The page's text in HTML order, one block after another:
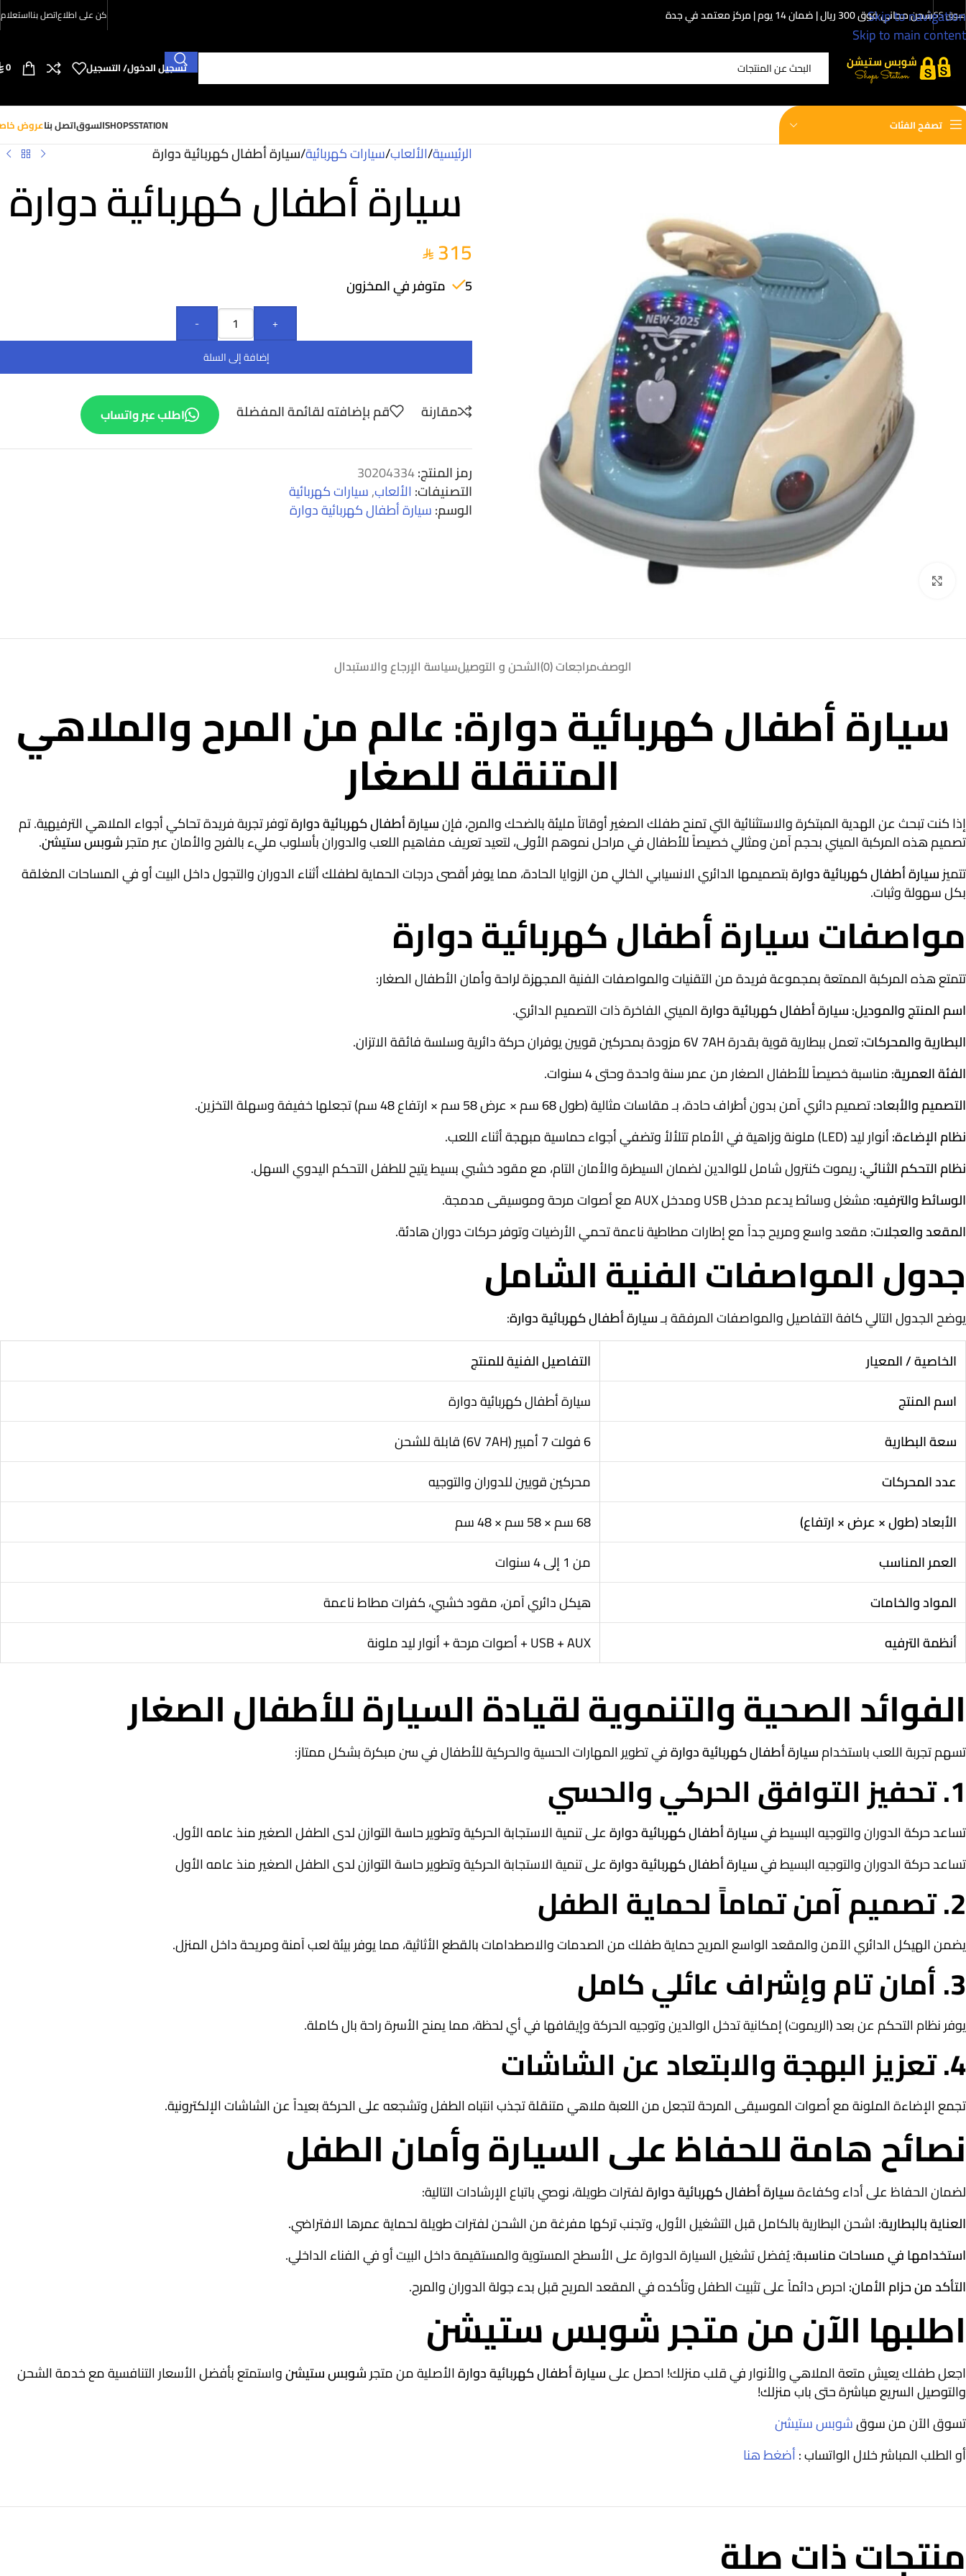
Skip to navigation
Skip to main content
سوق SS شحن مجاني فوق 300 ريال | ضمان 14 يوم | مركز معتمد في جدة كن على اطلاعاتصل بنااستعلام
تسجيل الدخول/ التسجيل 0
تصفح الفئات SHOPSSTATIONالسوقاتصل بناعروض
الرئيسية/الألعاب/سيارات كهربائية/سيارة أطفال كهربائية دوارة
سيارة أطفال كهربائية دوارة
315
5 متوفر في المخزون
-
+
إضافة إلى السلة
مقارنة قم بإضافته لقائمة المفضلة اطلب عبر واتساب
رمز المنتج:30204334
التصنيفات: الألعاب,سيارات كهربائية
الوسم:سيارة أطفال كهربائية دوارة
الوصفمراجعات (0) الشحن و التوصيلسياسة الإرجاع والاستبدال
سيارة أطفال كهربائية دوارة: عالم من المرح والملاهي
المتنقلة للصغار
إذا كنت تبحث عن الهدية المبتكرة والاستثنائية التي تمنح طفلك الصغير أوقاتاً مليئة بالضحك والمرح، فإنسيارة أطفال كهربائية دوارةتوفر تجربة فريدة تحاكي أجواء الملاهي الترفيهية. تم
تصميم هذه المركبة الميني بحجم آمن ومثالي خصيصاً للأطفال في مراحل نموهم الأولى، لتعيد تعريف مفاهيم اللعب والدوران بأسلوب مليء بالفرح والأمان عبر متجرشوبس ستيشن.
تتميزسيارة أطفال كهربائية دوارةبتصميمها الدائري الانسيابي الخالي من الزوايا الحادة، مما يوفر أقصى درجات الحماية لطفلك أثناء الدوران والتجول داخل البيت أو في المساحات المغلقة
بكل سهولة وثبات.
مواصفات سيارة أطفال كهربائية دوارة
تتمتع هذه المركبة الممتعة بمجموعة فريدة من التقنيات والمواصفات الفنية المجهزة لراحة وأمان الأطفال الصغار:
اسم المنتج والموديل:سيارة أطفال كهربائية دوارةالميني الفاخرة ذات التصميم الدائري.
البطارية والمحركات:تعمل ببطارية قوية بقدرة 6V 7AH مزودة بمحركين قويين يوفران حركة دائرية وسلسة فائقة الاتزان.
الفئة العمرية:مناسبة خصيصاً للأطفال الصغار من عمر سنة واحدة وحتى 4 سنوات.
التصميم والأبعاد:تصميم دائري آمن بدون أطراف حادة، بـ مقاسات مثالية (طول 68 سم × عرض 58 سم × ارتفاع 48 سم) تجعلها خفيفة وسهلة التخزين.
نظام الإضاءة:أنوار ليد (LED) ملونة وزاهية في الأمام تتلألأ وتضفي أجواء حماسية مبهجة أثناء اللعب.
نظام التحكم الثنائي:ريموت كنترول شامل للوالدين لضمان السيطرة والأمان التام، مع مقود خشبي بسيط يتيح للطفل التحكم اليدوي السهل.
الوسائط والترفيه:مشغل وسائط يدعم مدخل USB ومدخل AUX مع أصوات مرحة وموسيقى مدمجة.
المقعد والعجلات:مقعد واسع ومريح جداً مع إطارات مطاطية ناعمة تحمي الأرضيات وتوفر حركات دوران هادئة.
جدول المواصفات الفنية الشامل
يوضح الجدول التالي كافة التفاصيل والمواصفات المرفقة بـسيارة أطفال كهربائية دوارة:
الخاصية / المعيار
التفاصيل الفنية للمنتج
اسم المنتج
سيارة أطفال كهربائية دوارة
سعة البطارية
6 فولت 7 أمبير (6V 7AH) قابلة للشحن
عدد المحركات
محركين قويين للدوران والتوجيه
الأبعاد (طول × عرض × ارتفاع)
68 سم × 58 سم × 48 سم
العمر المناسب
من 1 إلى 4 سنوات
المواد والخامات
هيكل دائري آمن، مقود خشبي، كفرات مطاط ناعمة
أنظمة الترفيه
USB + AUX + أصوات مرحة + أنوار ليد ملونة
الفوائد الصحية والتنموية لقيادة السيارة للأطفال الصغار
تسهم تجربة اللعب باستخدامسيارة أطفال كهربائية دوارةفي تطوير المهارات الحسية والحركية للأطفال في سن مبكرة بشكل ممتاز:
1. تحفيز التوافق الحركي والحسي
تساعد حركة الدوران والتوجيه البسيط فيسيارة أطفال كهربائية دوارةعلى تنمية الاستجابة الحركية وتطوير حاسة التوازن لدى الطفل الصغير منذ عامه الأول.
تساعد حركة الدوران والتوجيه البسيط فيسيارة أطفال كهربائية دوارةعلى تنمية الاستجابة الحركية وتطوير حاسة التوازن لدى الطفل الصغير منذ عامه الأول
2. تصميم آمن تماماً لحماية الطفل
يضمن الهيكل الدائري الآمن والمقعد الواسع المريح حماية طفلك من الصدمات والاصطدامات بالقطع الأثاثية، مما يوفر بيئة لعب آمنة ومريحة داخل المنزل.
3. أمان تام وإشراف عائلي كامل
يوفر نظام التحكم عن بعد (الريموت) إمكانية تدخل الوالدين وتوجيه الحركة وإيقافها في أي لحظة، مما يمنح الأسرة راحة بال كاملة.
4. تعزيز البهجة والابتعاد عن الشاشات
تجمع الإضاءة الملونة مع أصوات الموسيقى المرحة لتجعل من اللعبة ملاهي متنقلة تجذب انتباه الطفل وتشجعه على الحركة بعيداً عن الشاشات الإلكترونية.
نصائح هامة للحفاظ على السيارة وأمان الطفل
لضمان الحفاظ على أداء وكفاءةسيارة أطفال كهربائية دوارةلفترات طويلة، نوصي باتباع الإرشادات التالية:
العناية بالبطارية:اشحن البطارية بالكامل قبل التشغيل الأول، وتجنب تركها مفرغة من الشحن لفترات طويلة لحماية عمرها الافتراضي.
استخدامها في مساحات مناسبة:يُفضل تشغيل السيارة الدوارة على الأسطح المستوية والمستقيمة داخل البيت أو في الفناء الداخلي.
التأكد من حزام الأمان:احرص دائماً على تثبيت الطفل وتأكده في المقعد المريح قبل بدء جولة الدوران والمرح.
اطلبها الآن من متجر شوبس ستيشن
اجعل طفلك يعيش متعة الملاهي والأنوار في قلب منزلك! احصل علىسيارة أطفال كهربائية دوارةالأصلية من متجرشوبس ستيشنواستمتع بأفضل الأسعار التنافسية مع خدمة الشحن
والتوصيل السريع مباشرة حتى باب منزلك!
تسوق الآن من سوقشوبس ستيشن
أو الطلب المباشر خلال الواتساب :أضغط هنا
منتجات ذات صلة